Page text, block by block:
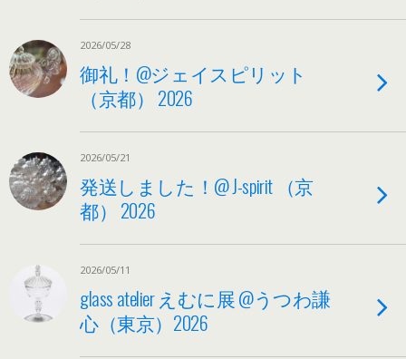
2026/05/28
御礼！@ジェイスピリット
（京都） 2026
2026/05/21
発送しました！@ J-spirit （京
都） 2026
2026/05/11
glass atelier えむに展 @うつわ謙
心（東京）2026